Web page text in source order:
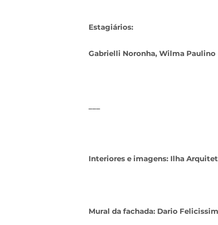
Estagiários:
Gabrielli Noronha, Wilma Paulino
Interiores e imagens: Ilha
Mural da fachada: Dario